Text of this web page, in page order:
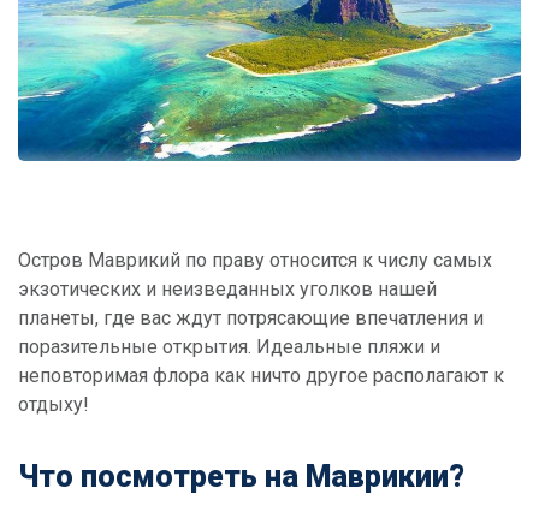
Остров Маврикий по праву относится к числу самых
экзотических и неизведанных уголков нашей
планеты, где вас ждут потрясающие впечатления и
поразительные открытия. Идеальные пляжи и
неповторимая флора как ничто другое располагают к
отдыху!
Что посмотреть на Маврикии?